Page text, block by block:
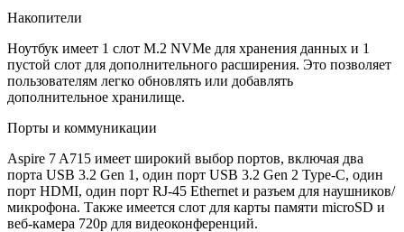
Накопители
Ноутбук имеет 1 слот M.2 NVMe для хранения данных и 1
пустой слот для дополнительного расширения. Это позволяет
пользователям легко обновлять или добавлять
дополнительное хранилище.
Порты и коммуникации
Aspire 7 A715 имеет широкий выбор портов, включая два
порта USB 3.2 Gen 1, один порт USB 3.2 Gen 2 Type-C, один
порт HDMI, один порт RJ-45 Ethernet и разъем для наушников/
микрофона. Также имеется слот для карты памяти microSD и
веб-камера 720p для видеоконференций.